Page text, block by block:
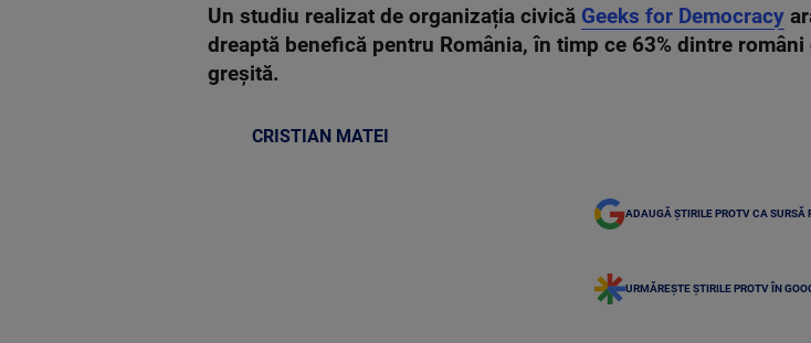
Un studiu realizat de organizația civică Geeks for Democracy
dreaptă benefică pentru România, în timp ce 63% dintre
greșită.
CRISTIAN MATEI
ADAUGĂ ȘTIRILE PROTV CA SURSĂ
URMĂREȘTE ȘTIRILE PROTV ÎN